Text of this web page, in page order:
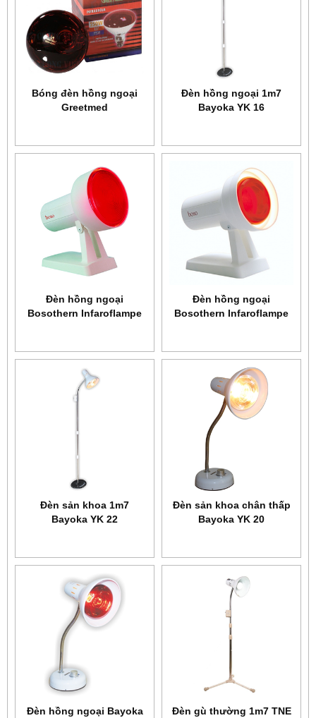
Bóng đèn hồng ngoại
Greetmed
Đèn hồng ngoại 1m7
Bayoka YK 16
Ðèn hồng ngoại
Bosothern Infaroflampe
Ðèn hồng ngoại
Bosothern Infaroflampe
Đèn sản khoa 1m7
Bayoka YK 22
Đèn sản khoa chân thấp
Bayoka YK 20
Đèn hồng ngoại Bayoka
Đèn gù thường 1m7 TNE